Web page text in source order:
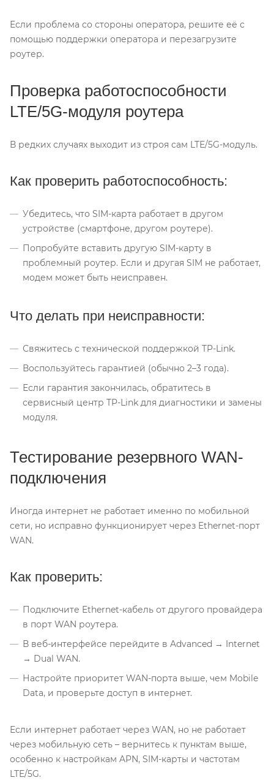
Если проблема со стороны оператора, решите её с
помощью поддержки оператора и перезагрузите
роутер.
Проверка работоспособности
LTE/5G-модуля роутера
В редких случаях выходит из строя сам LTE/5G-модуль.
Как проверить работоспособность:
Убедитесь, что SIM-карта работает в другом
устройстве (смартфоне, другом роутере).
Попробуйте вставить другую SIM-карту в
проблемный роутер. Если и другая SIM не работает,
модем может быть неисправен.
Что делать при неисправности:
Свяжитесь с технической поддержкой TP-Link.
Воспользуйтесь гарантией (обычно 2–3 года).
Если гарантия закончилась, обратитесь в
сервисный центр TP-Link для диагностики и замены
модуля.
Тестирование резервного WAN-
подключения
Иногда интернет не работает именно по мобильной
сети, но исправно функционирует через Ethernet-порт
WAN.
Как проверить:
Подключите Ethernet-кабель от другого провайдера
в порт WAN роутера.
В веб-интерфейсе перейдите в Advanced → Internet
→ Dual WAN.
Настройте приоритет WAN-порта выше, чем Mobile
Data, и проверьте доступ в интернет.
Если интернет работает через WAN, но не работает
через мобильную сеть – вернитесь к пунктам выше,
особенно к настройкам APN, SIM-карты и частотам
LTE/5G.